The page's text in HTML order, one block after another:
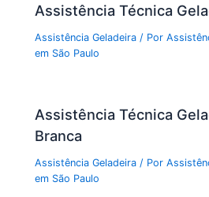
Assistência Técnica
Assistência Geladeira / Por
em São Paulo
Assistência Técnica
Branca
Assistência Geladeira / Por
em São Paulo